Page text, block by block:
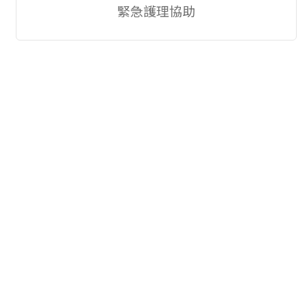
緊急護理協助